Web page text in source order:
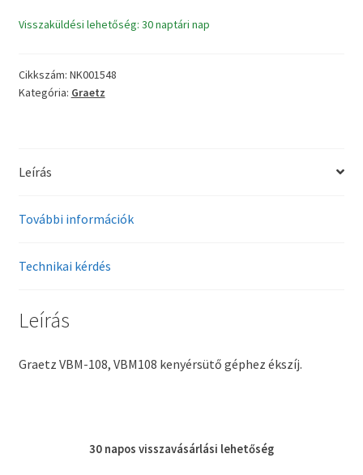
kenyérsütő
mennyiség
Visszaküldési lehetőség: 30 naptári nap
Cikkszám: NK001548
Kategória: Graetz
Leírás
További információk
Technikai kérdés
Leírás
Graetz VBM-108, VBM108 kenyérsütő géphez ékszíj.
30 napos visszavásárlási lehetőség